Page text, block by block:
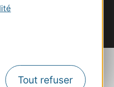
Tout refuser